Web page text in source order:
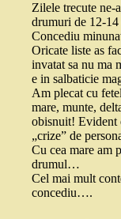
Zilele trecute ne-
drumuri de 12-
Concediu
Oricate liste as
invatat sa nu ma
e in salbaticie
Am plecat cu
mare, munte,
obisnuit! Evident
„crize” de
Cu cea mare am
drumul…
Cel mai mult
concediu….